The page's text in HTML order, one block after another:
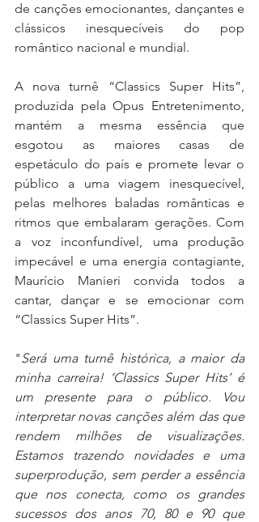
de canções emocionantes, dançantes e
clássicos inesquecíveis do pop
romântico nacional e mundial.
A nova turnê “Classics Super Hits”,
produzida pela Opus Entretenimento,
mantém a mesma essência que
esgotou as maiores casas de
espetáculo do país e promete levar o
público a uma viagem inesquecível,
pelas melhores baladas românticas e
ritmos que embalaram gerações. Com
a voz inconfundível, uma produção
impecável e uma energia contagiante,
Maurício Manieri convida todos a
cantar, dançar e se emocionar com
“Classics Super Hits”.
"Será uma turnê histórica, a maior da
minha carreira! ‘Classics Super Hits’ é
um presente para o público. Vou
interpretar novas canções além das que
rendem milhões de visualizações.
Estamos trazendo novidades e uma
superprodução, sem perder a essência
que nos conecta, como os grandes
sucessos dos anos 70, 80 e 90 que